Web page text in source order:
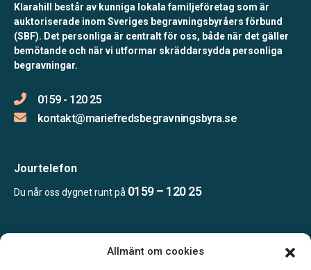
Allmänt om cookies
Klarahill består av kunniga lokala familjeföretag som är
auktoriserade inom Sveriges begravningsbyråers förbund
(SBF). Det personliga är centralt för oss, både när det gäller
bemötande och när vi utformar skräddarsydda personliga
begravningar.
0159 - 120 25
kontakt@mariefredsbegravningsbyra.se
Jourtelefon
Du når oss dygnet runt på 0159 – 120 25